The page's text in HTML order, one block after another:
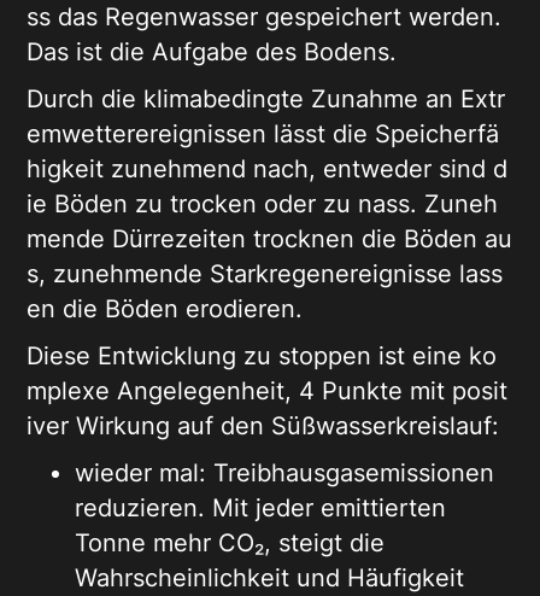
ss das Regenwasser gespeichert werden.
Das ist die Aufgabe des Bodens.
Durch die klimabedingte Zunahme an Extr
emwetterereignissen lässt die Speicherfä
higkeit zunehmend nach, entweder sind d
ie Böden zu trocken oder zu nass. Zuneh
mende Dürrezeiten trocknen die Böden au
s, zunehmende Starkregenereignisse lass
en die Böden erodieren.
Diese Entwicklung zu stoppen ist eine ko
mplexe Angelegenheit, 4 Punkte mit posit
iver Wirkung auf den Süßwasserkreislauf:
wieder mal: Treibhausgasemissionen
reduzieren. Mit jeder emittierten
Tonne mehr CO₂, steigt die
Wahrscheinlichkeit und Häufigkeit